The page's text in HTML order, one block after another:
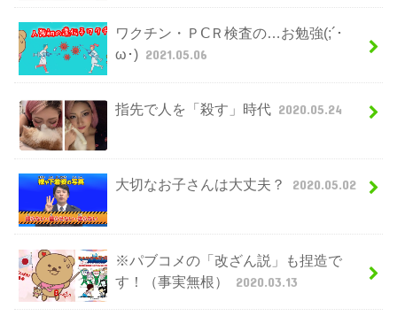
ワクチン・ＰⅭＲ検査の…お勉強(;´･
ω･) 2021.05.06
指先で人を「殺す」時代 2020.05.24
大切なお子さんは大丈夫？ 2020.05.02
※パブコメの「改ざん説」も捏造で
す！（事実無根）
2020.03.13